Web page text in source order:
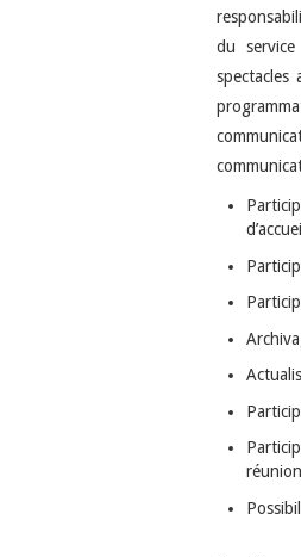
du
spectacles